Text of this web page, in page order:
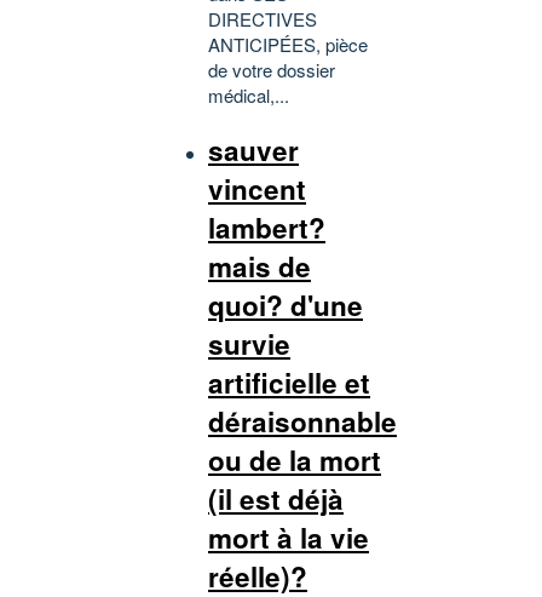
DIRECTIVES
ANTICIPÉES, pièce
de votre dossier
médical,...
sauver
vincent
lambert?
mais de
quoi? d'une
survie
artificielle et
déraisonnable
ou de la mort
(il est déjà
mort à la vie
réelle)?